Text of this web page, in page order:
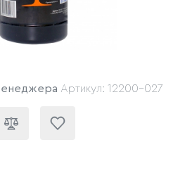
Артикул: 12200-027